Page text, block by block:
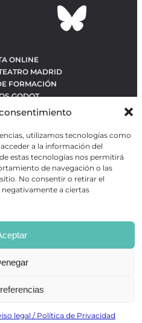
utilizamos tecnologías como
a la información del
estas tecnologías nos permitirá
de navegación o las
No consentir o retirar el
a ciertas
legal / Política de Privacidad
ONLINE
MADRID
FORMACIÓN
GODOT
VOTADAS
OBRAS
DE OBRAS
independiente especializada
de Madrid, gratuita y
escénicos, además de otros
y de ocio de la capital.
Precise Future